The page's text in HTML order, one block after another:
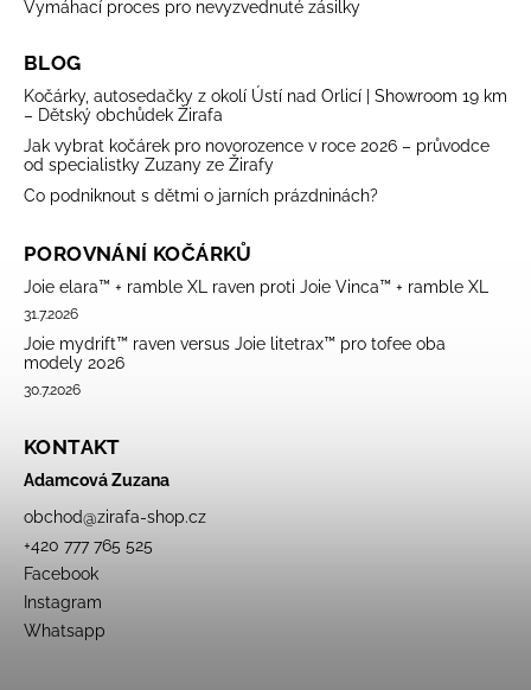
Vymáhací proces pro nevyzvednuté zásilky
BLOG
Kočárky, autosedačky z okolí Ústí nad Orlicí | Showroom 19 km
– Dětský obchůdek Žirafa
Jak vybrat kočárek pro novorozence v roce 2026 – průvodce
od specialistky Zuzany ze Žirafy
Co podniknout s dětmi o jarních prázdninách?
POROVNÁNÍ KOČÁRKŮ
Joie elara™ + ramble XL raven proti Joie Vinca™ + ramble XL
31.7.2026
Joie mydrift™ raven versus Joie litetrax™ pro tofee oba
modely 2026
30.7.2026
KONTAKT
Adamcová Zuzana
obchod@zirafa-shop.cz
+420 777 765 525
Facebook
Instagram
Whatsapp